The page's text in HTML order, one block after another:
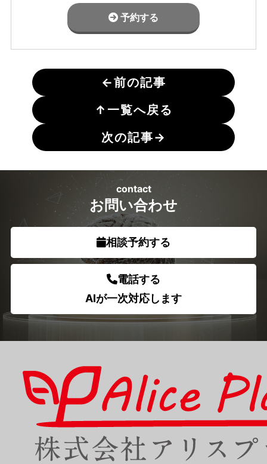
予約する
←前の記事
↑ 一覧へ戻る
次の記事→
お問い合わせ
contact
相談予約する
電話する
AIが一次対応します